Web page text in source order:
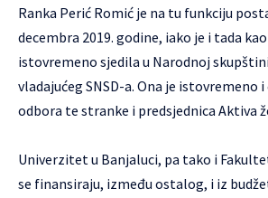
Ranka Perić Romić je na tu funkciju
decembra 2019. godine, iako je i tada
istovremeno sjedila u Narodnoj
vladajućeg SNSD-a. Ona je istovremeno
odbora te stranke i predsjednica Aktiva
Univerzitet u Banjaluci, pa tako i
se finansiraju, između ostalog, i iz